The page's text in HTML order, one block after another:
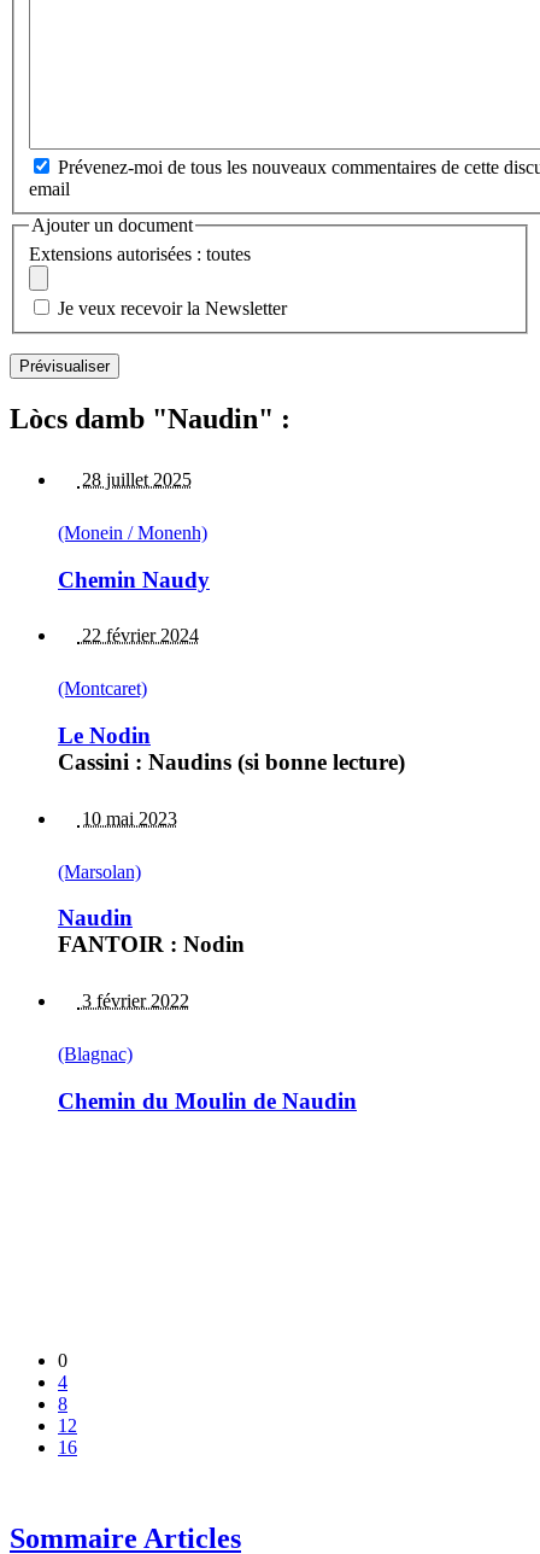
Prévenez-moi de tous les nouveaux commentaires de cette
email
Ajouter un document
Extensions autorisées : toutes
Je veux recevoir la Newsletter
Lòcs damb "Naudin" :
28 juillet 2025
(Monein / Monenh)
Chemin Naudy
22 février 2024
(Montcaret)
Le Nodin
Cassini : Naudins (si bonne lecture)
10 mai 2023
(Marsolan)
Naudin
FANTOIR : Nodin
3 février 2022
(Blagnac)
Chemin du Moulin de Naudin
0
4
8
12
16
Sommaire Articles